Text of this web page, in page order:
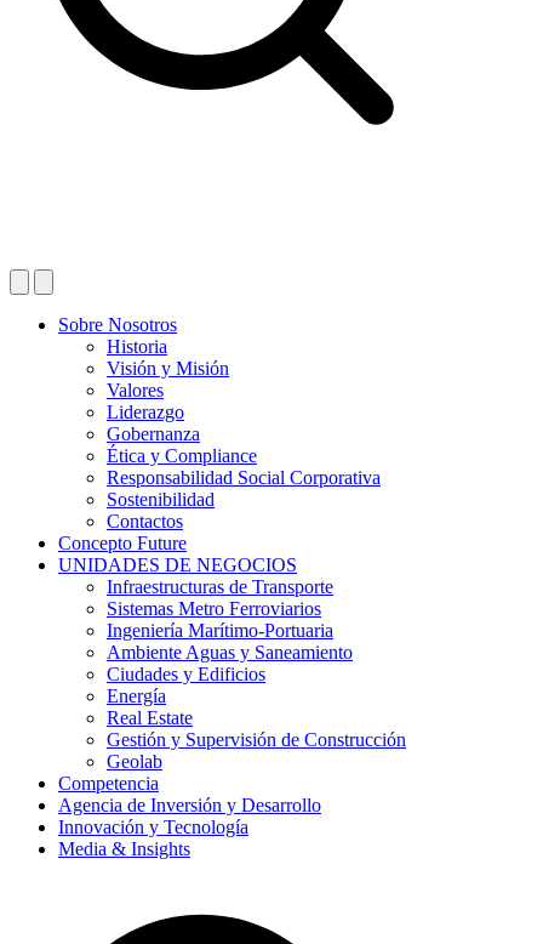
Sobre Nosotros
Historia
Visión y Misión
Valores
Liderazgo
Gobernanza
Ética y Compliance
Responsabilidad Social Corporativa
Sostenibilidad
Contactos
Concepto Future
UNIDADES DE NEGOCIOS
Infraestructuras de Transporte
Sistemas Metro Ferroviarios
Ingeniería Marítimo-Portuaria
Ambiente Aguas y Saneamiento
Ciudades y Edificios
Energía
Real Estate
Gestión y Supervisión de Construcción
Geolab
Competencia
Agencia de Inversión y Desarrollo
Innovación y Tecnología
Media & Insights